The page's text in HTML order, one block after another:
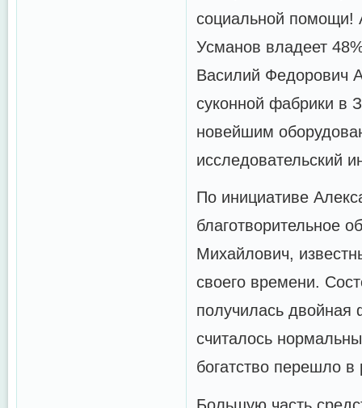
социальной помощи!
Усманов владеет
Василий Федорович
суконной фабрики в
новейшим
исследовательский
По инициативе
благотворительное
Михайлович,
своего времени.
получилась
считалось
богатство перешло в